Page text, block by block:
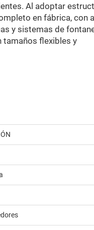
Al adoptar
en fábrica, con
y sistemas de
tamaños flexibles y